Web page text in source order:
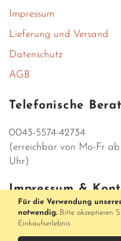
Für die Verwendung
notwendig. Bitte akzeptieren
Einkaufserlebnis.
Impressum
Lieferung und Versand
Datenschutz
AGB
Telefonische
0043-5574-42734
(erreichbar von Mo-Fr
Uhr)
Impressum &
Parfumerieshop Medusa